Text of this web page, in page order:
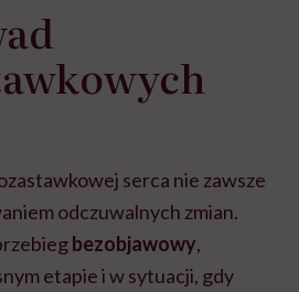
serca nie zawsze
odczuwalnych zmian.
bezobjawowy,
etapie i w sytuacji, gdy